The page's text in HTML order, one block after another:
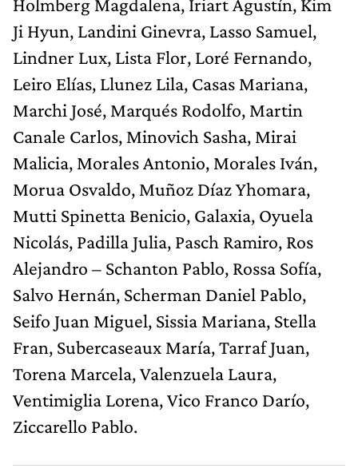
Holmberg Magdalena, Iriart Agustín, Kim
Ji Hyun, Landini Ginevra, Lasso Samuel,
Lindner Lux, Lista Flor, Loré Fernando,
Leiro Elías, Llunez Lila, Casas Mariana,
Marchi José, Marqués Rodolfo, Martin
Canale Carlos, Minovich Sasha, Mirai
Malicia, Morales Antonio, Morales Iván,
Morua Osvaldo, Muñoz Díaz Yhomara,
Mutti Spinetta Benicio, Galaxia, Oyuela
Nicolás, Padilla Julia, Pasch Ramiro, Ros
Alejandro – Schanton Pablo, Rossa Sofía,
Salvo Hernán, Scherman Daniel Pablo,
Seifo Juan Miguel, Sissia Mariana, Stella
Fran, Subercaseaux María, Tarraf Juan,
Torena Marcela, Valenzuela Laura,
Ventimiglia Lorena, Vico Franco Darío,
Ziccarello Pablo.